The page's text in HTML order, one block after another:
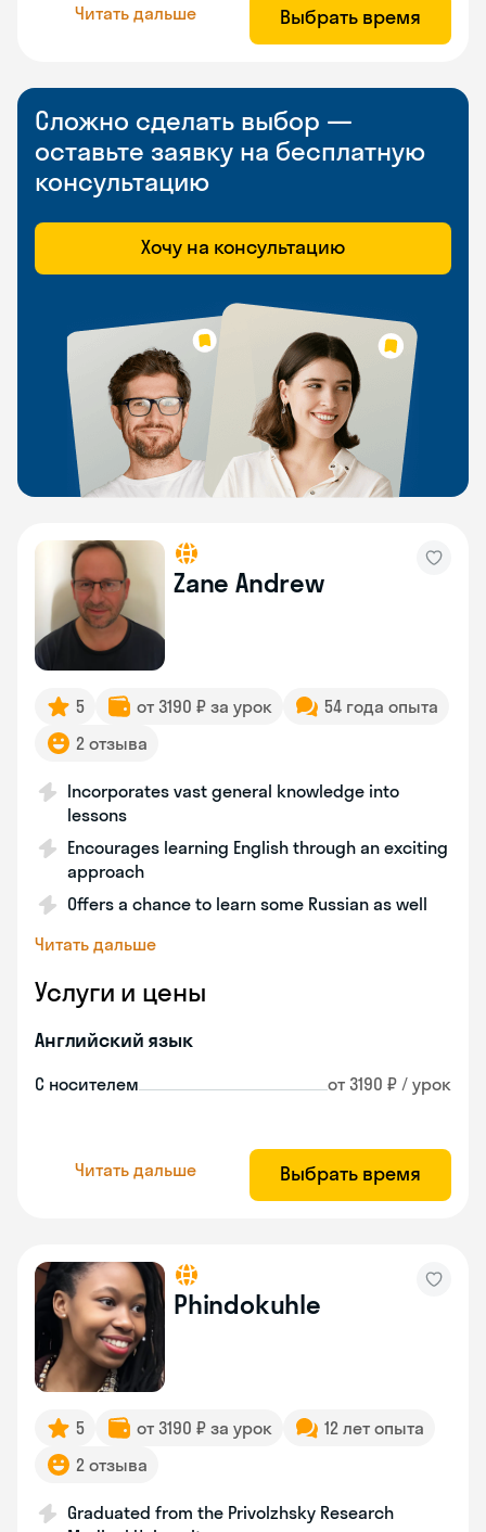
Читать дальше Выбрать время
Сложно сделать выбор —
оставьте заявку на бесплатную
консультацию
Хочу на консультацию
Zane Andrew
5 от 3190 ₽ за урок
54 года опыта
2 отзыва
Incorporates vast general knowledge into
lessons
Encourages learning English through an exciting
approach
Offers a chance to learn some Russian as well
Читать дальше
Услуги и цены
Английский язык
С носителем от 3190 ₽ / урок
Читать дальше Выбрать время
Phindokuhle
5 от 3190 ₽ за урок
12 лет опыта
2 отзыва
Graduated from the Privolzhsky Research